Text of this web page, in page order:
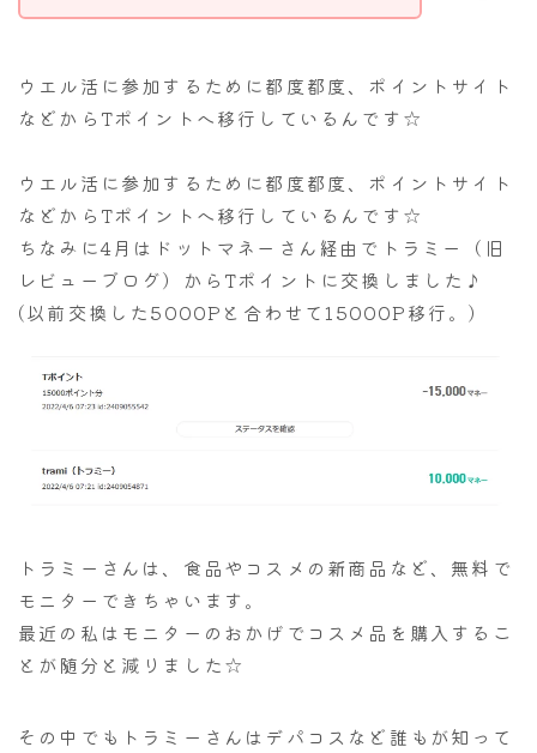
ウエル活に参加するために都度都度、ポイントサイト
などからTポイントへ移行しているんです☆
ウエル活に参加するために都度都度、ポイントサイト
などからTポイントへ移行しているんです☆
ちなみに4月はドットマネーさん経由でトラミー（旧
レビューブログ）からTポイントに交換しました♪
(以前交換した5000Pと合わせて15000P移行。)
トラミーさんは、食品やコスメの新商品など、無料で
モニターできちゃいます。
最近の私はモニターのおかげでコスメ品を購入するこ
とが随分と減りました☆
その中でもトラミーさんはデパコスなど誰もが知って